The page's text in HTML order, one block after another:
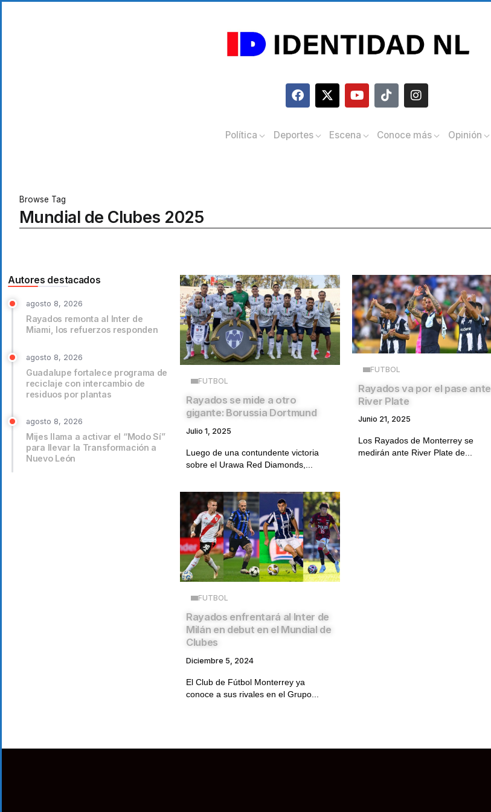
Política Deportes Escena Conoce más Opinión
Browse Tag
Mundial de Clubes 2025
Autores destacados
agosto 8, 2026
Rayados remonta al Inter de
Miami, los refuerzos responden
agosto 8, 2026
Guadalupe fortalece programa de
reciclaje con intercambio de
residuos por plantas
agosto 8, 2026
Mijes llama a activar el “Modo Sí”
para llevar la Transformación a
Nuevo León
FUTBOL
Rayados se mide a otro
gigante: Borussia Dortmund
Julio 1, 2025
Luego de una contundente victoria
sobre el Urawa Red Diamonds,...
FUTBOL
Rayados va por el pase ante
River Plate
Junio 21, 2025
Los Rayados de Monterrey se
medirán ante River Plate de...
FUTBOL
Rayados enfrentará al Inter de
Milán en debut en el Mundial de
Clubes
Diciembre 5, 2024
El Club de Fútbol Monterrey ya
conoce a sus rivales en el Grupo...